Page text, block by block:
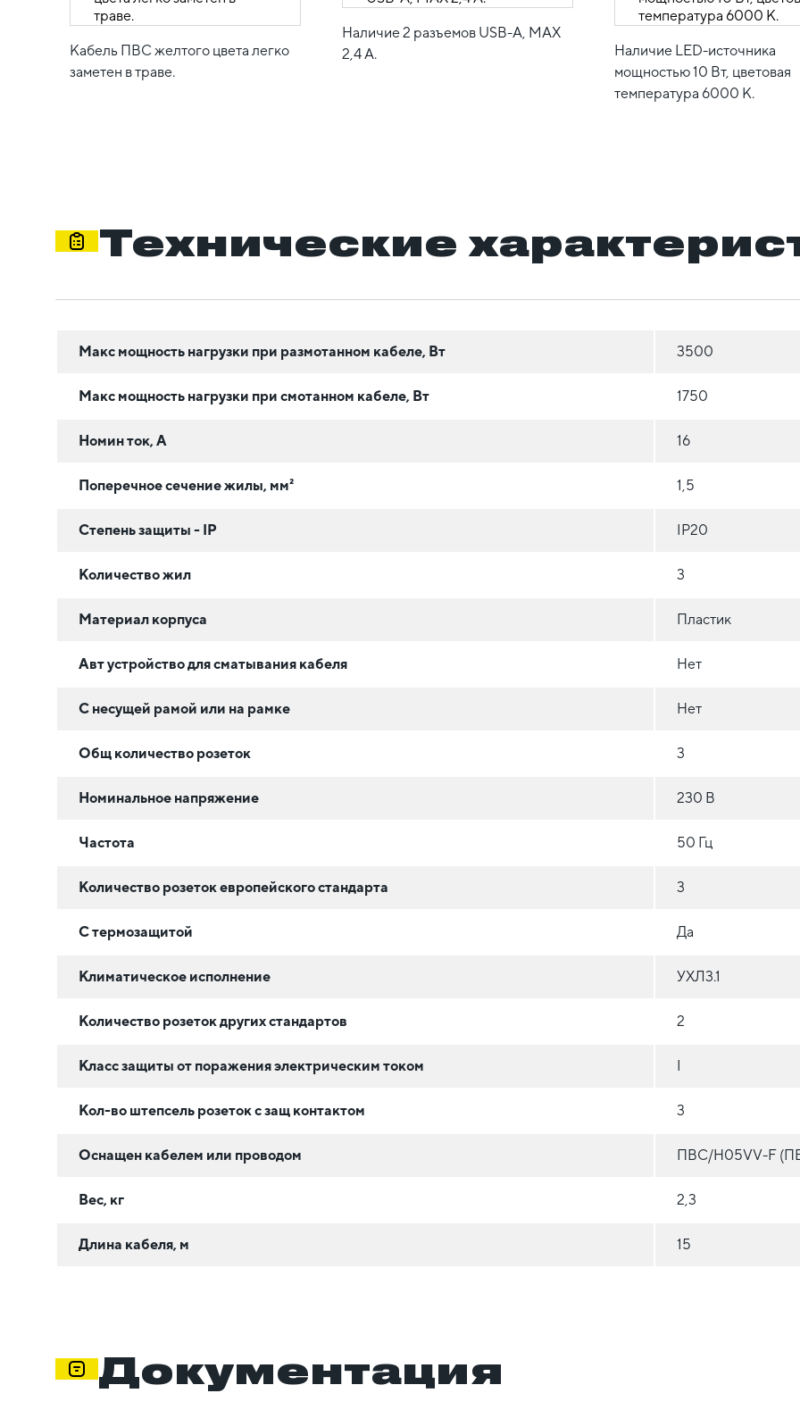
Кабель ПВС желтого цвета легко
заметен в траве.
Наличие 2 разъемов USB-A, MAX
2,4 A.
Наличие LED-источника
мощностью 10 Вт, цветовая
температура 6000 К.
Технические
Макс мощность нагрузки при размотанном кабеле, Вт 3500
Макс мощность нагрузки при смотанном кабеле, Вт 1750
Номин ток, А 16
Поперечное сечение жилы, мм² 1,5
Степень защиты - IP IP20
Количество жил 3
Материал корпуса Пластик
Авт устройство для сматывания кабеля Нет
С несущей рамой или на рамке Нет
Общ количество розеток 3
Номинальное напряжение 230 В
Частота 50 Гц
Количество розеток европейского стандарта 3
С термозащитой Да
Климатическое исполнение УХЛ3.1
Количество розеток других стандартов 2
Класс защиты от поражения электрическим током I
Кол-во штепсель розеток с защ контактом 3
Оснащен кабелем или проводом ПВС/H05VV-F
Вес, кг 2,3
Длина кабеля, м 15
Документация